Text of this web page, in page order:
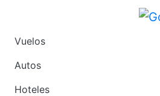
Vuelos
Autos
Hoteles
Solo ida